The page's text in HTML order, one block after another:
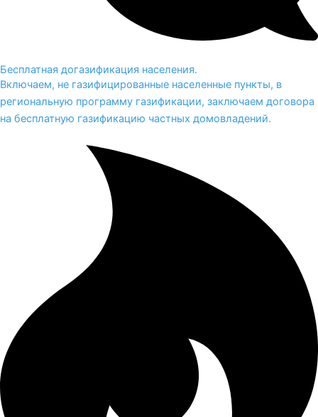
Бесплатная догазификация населения.
Включаем, не газифицированные населенные пункты, в
региональную программу газификации, заключаем договора
на бесплатную газификацию частных домовладений.